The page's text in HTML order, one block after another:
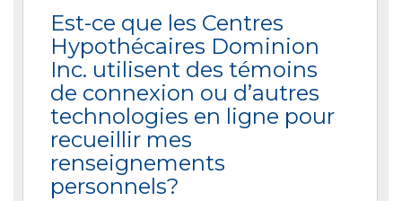
Est-ce que les Centres
Hypothécaires Dominion
Inc. utilisent des témoins
de connexion ou d’autres
technologies en ligne pour
recueillir mes
renseignements
personnels?